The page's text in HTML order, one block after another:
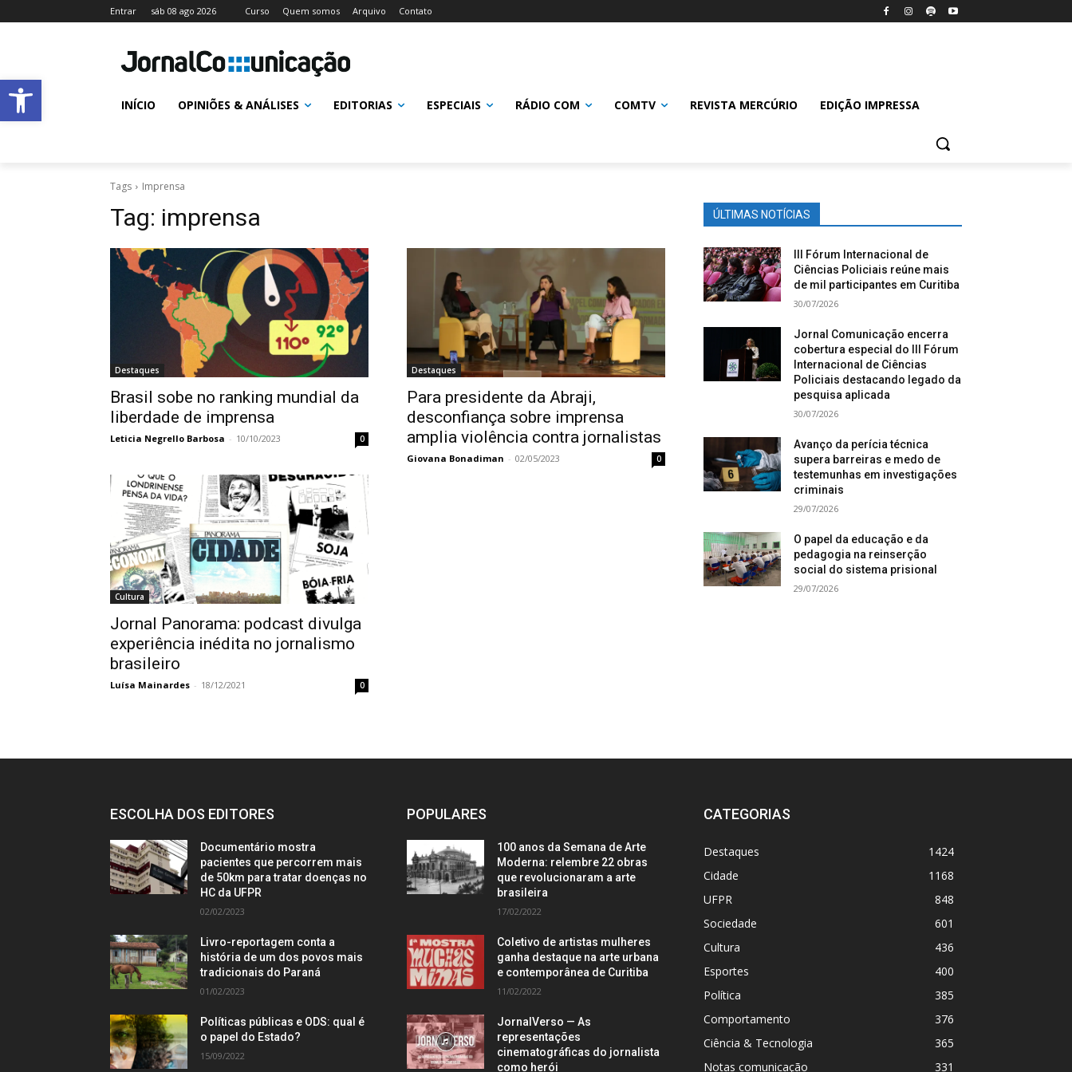
Abrir a barra de ferramentas
Entrar sáb 08 ago 2026 Curso Quem somos Arquivo Contato
INÍCIO OPINIÕES & ANÁLISES EDITORIAS ESPECIAIS RÁDIO COM COMTV REVISTA MERCÚRIO EDIÇÃO IMPRESSA
Tags Imprensa
Tag: imprensa
Destaques
Brasil sobe no ranking mundial da
liberdade de imprensa
Leticia Negrello Barbosa - 10/10/2023 0
Destaques
Para presidente da Abraji,
desconfiança sobre imprensa
amplia violência contra jornalistas
Giovana Bonadiman - 02/05/2023 0
Cultura
Jornal Panorama: podcast divulga
experiência inédita no jornalismo
brasileiro
Luísa Mainardes - 18/12/2021 0
ÚLTIMAS NOTÍCIAS
III Fórum Internacional de
Ciências Policiais reúne mais
de mil participantes em Curitiba
30/07/2026
Jornal Comunicação encerra
cobertura especial do III Fórum
Internacional de Ciências
Policiais destacando legado da
pesquisa aplicada
30/07/2026
Avanço da perícia técnica
supera barreiras e medo de
testemunhas em investigações
criminais
29/07/2026
O papel da educação e da
pedagogia na reinserção
social do sistema prisional
29/07/2026
ESCOLHA DOS EDITORES
Documentário mostra
pacientes que percorrem mais
de 50km para tratar doenças no
HC da UFPR
02/02/2023
Livro-reportagem conta a
história de um dos povos mais
tradicionais do Paraná
01/02/2023
Políticas públicas e ODS: qual é
o papel do Estado?
15/09/2022
POPULARES
100 anos da Semana de Arte
Moderna: relembre 22 obras
que revolucionaram a arte
brasileira
17/02/2022
Coletivo de artistas mulheres
ganha destaque na arte urbana
e contemporânea de Curitiba
11/02/2022
JornalVerso — As
representações
cinematográficas do jornalista
como herói
CATEGORIAS
Destaques
1424
Cidade
1168
UFPR
848
Sociedade
601
Cultura
436
Esportes
400
Política
385
Comportamento
376
Ciência & Tecnologia
365
Notas comunicação
331